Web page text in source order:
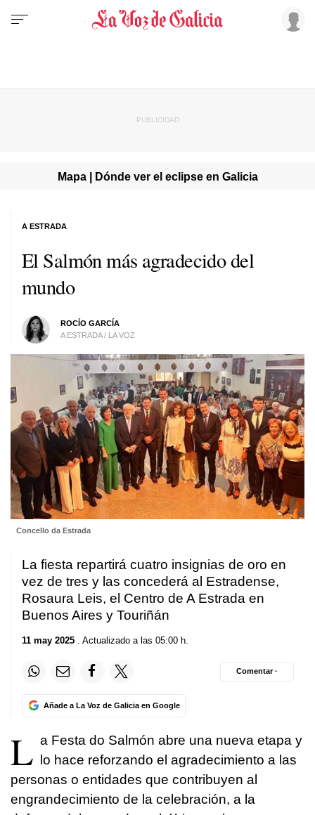
Mapa | Dónde ver el eclipse en Galicia
El Salmón más agradecido del
mundo
ROCÍO GARCÍA
A ESTRADA / LA VOZ
A ESTRADA
Concello da Estrada
La fiesta repartirá cuatro insignias de oro en
vez de tres y las concederá al Estradense,
Rosaura Leis, el Centro de A Estrada en
Buenos Aires y Touriñán
11 may 2025 . Actualizado a las 05:00 h.
Añade a La Voz de Galicia en Google
Comentar ·
L a Festa do Salmón abre una nueva etapa y
lo hace reforzando el agradecimiento a las
personas o entidades que contribuyen al
engrandecimiento de la celebración, a la